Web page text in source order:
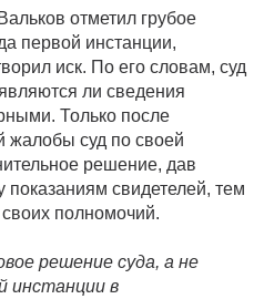
отметил грубое
первой инстанции,
иск. По его словам, суд
ли сведения
Только после
жалобы суд по своей
решение, дав
свидетелей, тем
полномочий.
решение суда, а не
инстанции в